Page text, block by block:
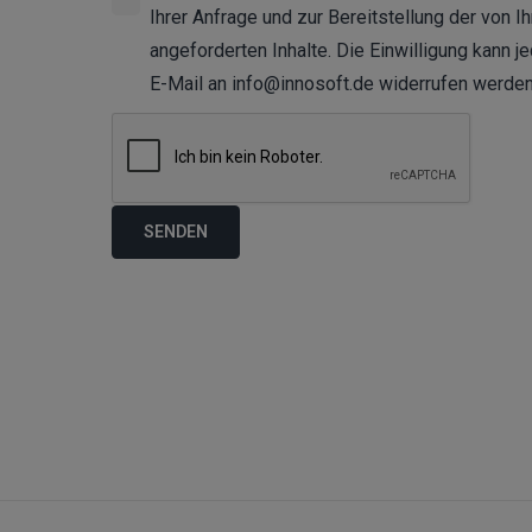
Ihrer Anfrage und zur Bereitstellung der von
angeforderten Inhalte. Die Einwilligung kann
E-Mail an info@innosoft.de widerrufen